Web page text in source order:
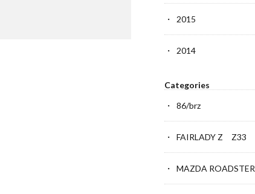
2015
2014
Categories
86/brz
FAIRLADY Z Z33
MAZDA ROADSTER